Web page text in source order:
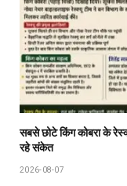
सबसे छोटे किंग कोबरा के
रहे संकेत
2026-08-07